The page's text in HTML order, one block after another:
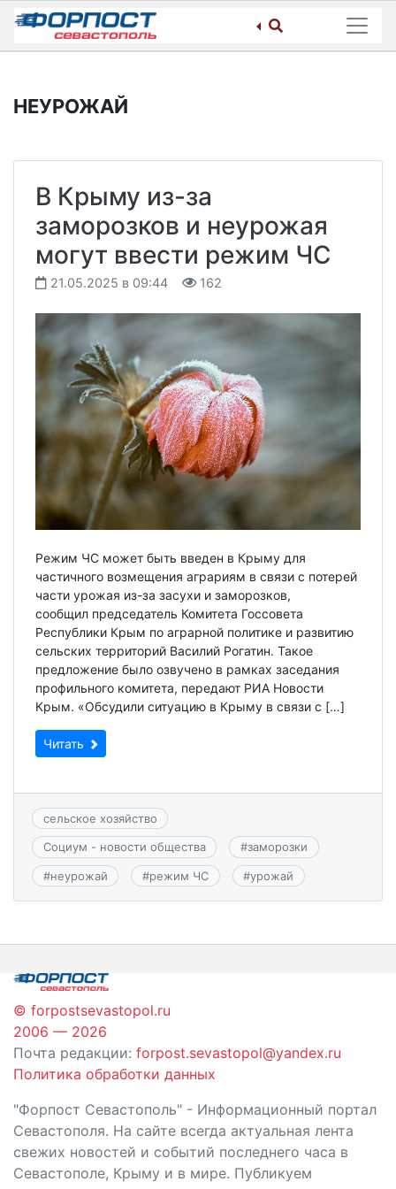
Skip
content
НЕУРОЖАЙ
В Крыму из-за
заморозков и неурожая
могут ввести режим ЧС
21.05.2025 в 09:44 162
Режим ЧС может быть введен в Крыму для
частичного возмещения аграриям в связи с потерей
части урожая из-за засухи и заморозков,
сообщил председатель Комитета Госсовета
Республики Крым по аграрной политике и развитию
сельских территорий Василий Рогатин. Такое
предложение было озвучено в рамках заседания
профильного комитета, передают РИА Новости
Крым. «Обсудили ситуацию в Крыму в связи с […]
Читать
сельское хозяйство
Социум - новости общества #заморозки
#неурожай #режим ЧС #урожай
© forpostsevastopol.ru
2006 — 2026
Почта редакции: forpost.sevastopol@yandex.ru
Политика обработки данных
"Форпост Севастополь" - Информационный портал
Севастополя. На сайте всегда актуальная лента
свежих новостей и событий последнего часа в
Севастополе, Крыму и в мире. Публикуем